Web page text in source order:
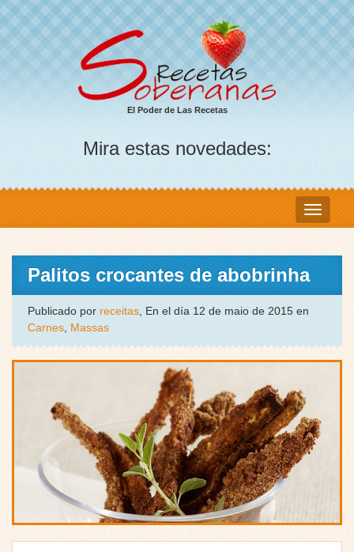
El Poder de Las Recetas
Mira estas novedades:
Palitos crocantes de abobrinha
Publicado por receitas, En el día 12 de maio de 2015 en
Carnes, Massas